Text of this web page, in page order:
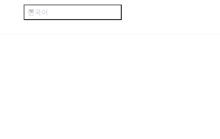
한국어